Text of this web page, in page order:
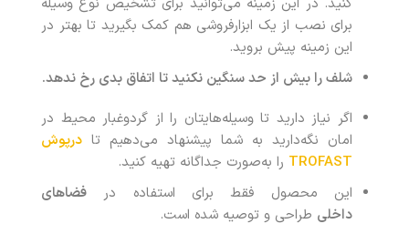
برای نصب از یک ابزارفروشی هم کمک بگیرید تا بهتر در
این زمینه پیش بروید.
شلف را بیش از حد سنگین نکنید تا اتفاق بدی رخ ندهد.
اگر نیاز دارید تا وسیله‌هایتان را از گردوغبار محیط در
امان نگه‌دارید به شما پیشنهاد می‌دهیم تا درپوش
TROFAST را به‌صورت جداگانه تهیه کنید.
این محصول فقط برای استفاده در فضاهای
داخلی طراحی و توصیه شده است.